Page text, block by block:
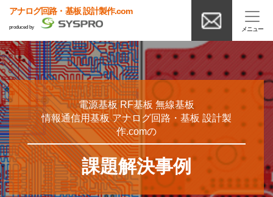
アナログ回路・基板 設計製作.com
produced by
電源基板 RF基板 無線基板
情報通信用基板 アナログ回路・基板 設計製
作.comの
課題解決事例